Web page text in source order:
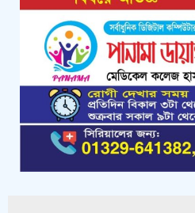
কলাপাড়ায়
সংবাদ সম্মেলন